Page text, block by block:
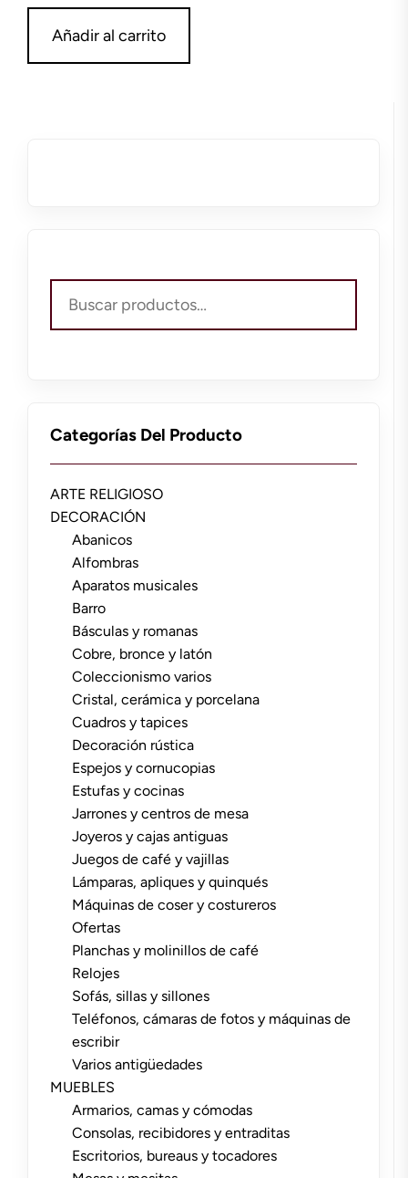
Añadir al carrito
por:
Categorías Del Producto
ARTE RELIGIOSO
DECORACIÓN
Abanicos
Alfombras
Aparatos musicales
Barro
Básculas y romanas
Cobre, bronce y latón
Coleccionismo varios
Cristal, cerámica y porcelana
Cuadros y tapices
Decoración rústica
Espejos y cornucopias
Estufas y cocinas
Jarrones y centros de mesa
Joyeros y cajas antiguas
Juegos de café y vajillas
Lámparas, apliques y quinqués
Máquinas de coser y costureros
Ofertas
Planchas y molinillos de café
Relojes
Sofás, sillas y sillones
Teléfonos, cámaras de fotos y máquinas de
escribir
Varios antigüedades
MUEBLES
Armarios, camas y cómodas
Consolas, recibidores y entraditas
Escritorios, bureaus y tocadores